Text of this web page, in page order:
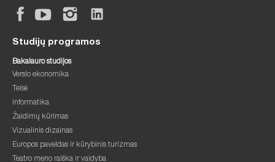
Studijų programos
Bakalauro studijos
Verslo ekonomika
Teisė
Informatika
Žaidimų kūrimas
Vizualinis dizainas
Europos paveldas ir kūrybinis turizmas
Teatro meno raiška ir vaidyba